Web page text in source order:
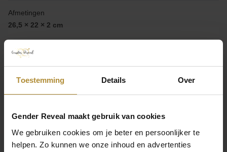
Toestemming Details Over
Gender Reveal maakt gebruik van cookies
We gebruiken cookies om je beter en persoonlijker te
helpen. Zo kunnen we onze inhoud en advertenties
Afmetingen
26,5 × 22 × 2 cm
Product
Collectie
Afmeting
17,5 x 22 cm
Toon meer
Laat je mening achter
Laat een beoordeling achter